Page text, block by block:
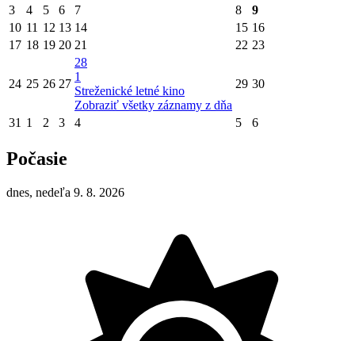
3 4 5 6 7 8
9
10 11 12 13 14 15 16
17 18 19 20 21 22 23
24 25 26 27
28
1
Streženické letné kino
Zobraziť všetky záznamy z dňa
29 30
31 1 2 3 4 5 6
Počasie
dnes, nedeľa 9. 8. 2026